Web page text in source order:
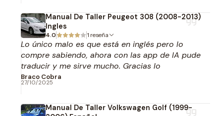
Manual De Taller Peugeot 308 (2008-2013)
Ingles
4.0 1 reseña
Lo único malo es que está en inglés pero lo
compre sabiendo, ahora con las app de IA pude
traducir y me sirve mucho. Gracias lo
recomiendo.
Braco Cobra
27/10/2025
Manual De Taller Volkswagen Golf (1999-